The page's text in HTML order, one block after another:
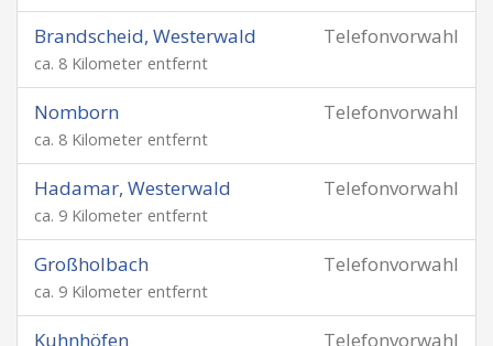
Telefonvorwahl
Brandscheid, Westerwald
ca. 8 Kilometer entfernt
Telefonvorwahl
Nomborn
ca. 8 Kilometer entfernt
Telefonvorwahl
Hadamar, Westerwald
ca. 9 Kilometer entfernt
Telefonvorwahl
Großholbach
ca. 9 Kilometer entfernt
Telefonvorwahl
Kuhnhöfen